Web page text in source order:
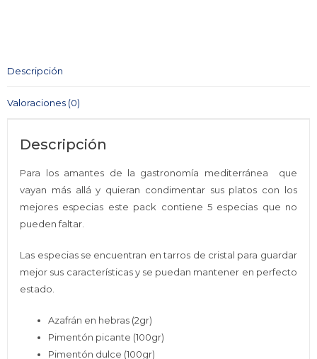
Descripción
Valoraciones (0)
Descripción
Para los amantes de la gastronomía mediterránea que
vayan más allá y quieran condimentar sus platos con los
mejores especias este pack contiene 5 especias que no
pueden faltar.
Las especias se encuentran en tarros de cristal para guardar
mejor sus características y se puedan mantener en perfecto
estado.
Azafrán en hebras (2gr)
Pimentón picante (100gr)
Pimentón dulce (100gr)